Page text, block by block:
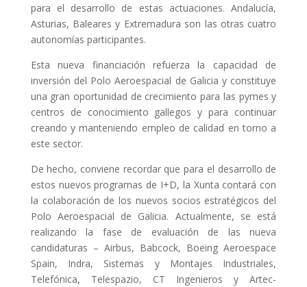
para el desarrollo de estas actuaciones. Andalucía,
Asturias, Baleares y Extremadura son las otras cuatro
autonomías participantes.
Esta nueva financiación refuerza la capacidad de
inversión del Polo Aeroespacial de Galicia y constituye
una gran oportunidad de crecimiento para las pymes y
centros de conocimiento gallegos y para continuar
creando y manteniendo empleo de calidad en torno a
este sector.
De hecho, conviene recordar que para el desarrollo de
estos nuevos programas de I+D, la Xunta contará con
la colaboración de los nuevos socios estratégicos del
Polo Aeroespacial de Galicia. Actualmente, se está
realizando la fase de evaluación de las nueva
candidaturas – Airbus, Babcock, Boeing Aeroespace
Spain, Indra, Sistemas y Montajes Industriales,
Telefónica, Telespazio, CT Ingenieros y Artec-